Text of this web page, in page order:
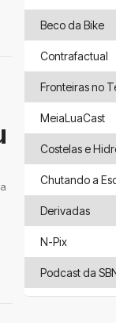
Beco da Bike
Contrafactual
Fronteiras no
MeiaLuaCast
Costelas e
Chutando a
Derivadas
N-Pix
Podcast da